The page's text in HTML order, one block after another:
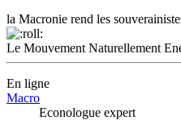
la Macronie rend les
Le Mouvement Naturellement
En ligne
Macro
Econologue expert